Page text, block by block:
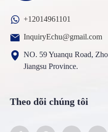
+12014961101
InquiryEchu@gmail.com
NO. 59 Yuanqu Road,
Jiangsu Province.
Theo dõi chúng tôi